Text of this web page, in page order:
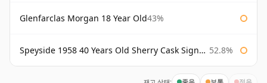
Glenfarclas Morgan 18 Year Old43%
Speyside 1958 40 Years Old Sherry Cask Signatory 52.8%